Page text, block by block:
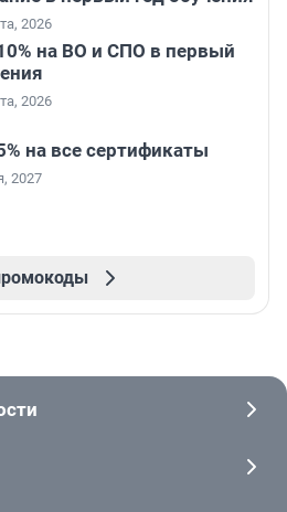
2026
на ВО и СПО в первый
2026
на все сертификаты
2027